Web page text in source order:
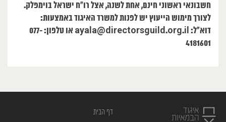
חשבונאי ראשוני חינם, אחת לשנה, אצל רו”ח ישראל בוימפלק.
לצורך מימוש הייעוץ יש לפנות למשרד האיגוד באמצעות:
דוא”ל:ayala@directorsguild.org.il
או טלפון: 077-
4181601
דף הבית